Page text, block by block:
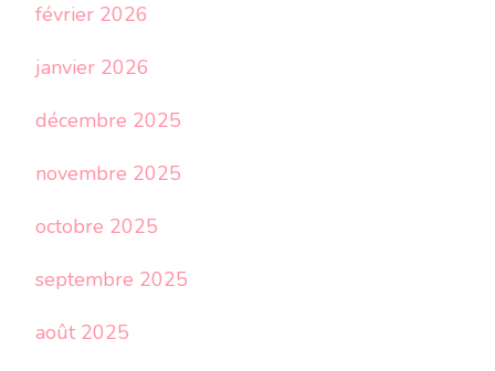
février 2026
janvier 2026
décembre 2025
novembre 2025
octobre 2025
septembre 2025
août 2025